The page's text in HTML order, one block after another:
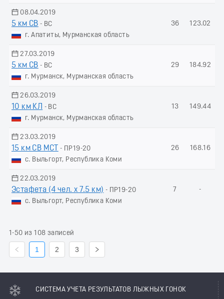
08.04.2019
5 км СВ - ВС
г. Апатиты, Мурманская область
36 123.02
27.03.2019
5 км СВ - ВС
г. Мурманск, Мурманская область
29 184.92
26.03.2019
10 км КЛ
- ВС
г. Мурманск, Мурманская область
13 149.44
23.03.2019
15 км СВ МСТ
- ПР19-20
с. Выльгорт, Республика Коми
26 168.16
22.03.2019
Эстафета (4 чел. х 7.5 км) - ПР19-20
с. Выльгорт, Республика Коми
7 -
1-50 из 108 записей
1 2 3
СИСТЕМА УЧЕТА РЕЗУЛЬТАТОВ ЛЫЖНЫХ ГОНОК